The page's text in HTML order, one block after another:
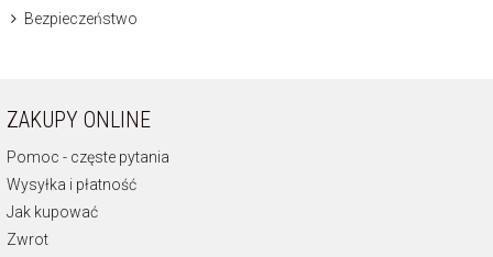
Bezpieczeństwo
ZAKUPY ONLINE
Pomoc - częste pytania
Wysyłka i płatność
Jak kupować
Zwrot